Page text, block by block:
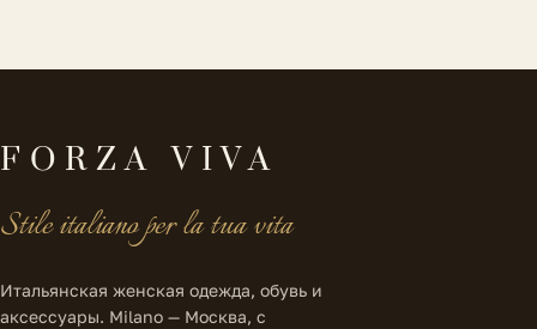
FORZA VIVA
Stile italiano per la tua vita
Итальянская женская одежда, обувь и
аксессуары. Milano — Москва, с